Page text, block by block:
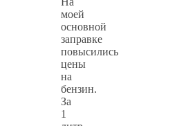
моей
основной
заправке
повысились
цены
на
бензин.
За
1